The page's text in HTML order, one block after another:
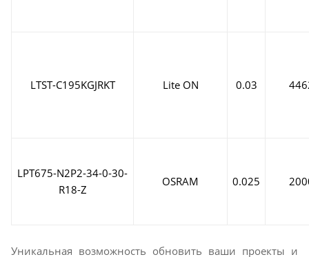
LTST-C195KGJRKT Lite ON 0.03
LPT675-N2P2-34-0-30-
R18-Z
OSRAM 0.025
Уникальная возможность обновить ваши проекты и